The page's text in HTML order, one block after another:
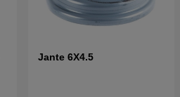
Jante 6X4.5